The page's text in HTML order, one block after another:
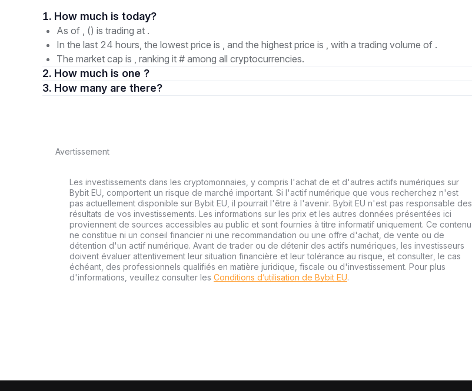
1. How much is today?
As of , () is trading at .
In the last 24 hours, the lowest price is , and the highest price is , with a trading volume of .
The market cap is , ranking it # among all cryptocurrencies.
2. How much is one ?
3. How many are there?
Avertissement
Les investissements dans les cryptomonnaies, y compris l'achat de et d'autres actifs numériques sur
Bybit EU, comportent un risque de marché important. Si l'actif numérique que vous recherchez n'est
pas actuellement disponible sur Bybit EU, il pourrait l'être à l'avenir. Bybit EU n'est pas responsable des
résultats de vos investissements. Les informations sur les prix et les autres données présentées ici
proviennent de sources accessibles au public et sont fournies à titre informatif uniquement. Ce contenu
ne constitue ni un conseil financier ni une recommandation ou une offre d'achat, de vente ou de
détention d'un actif numérique. Avant de trader ou de détenir des actifs numériques, les investisseurs
doivent évaluer attentivement leur situation financière et leur tolérance au risque, et consulter, le cas
échéant, des professionnels qualifiés en matière juridique, fiscale ou d'investissement. Pour plus
d'informations, veuillez consulter les Conditions d’utilisation de Bybit EU.